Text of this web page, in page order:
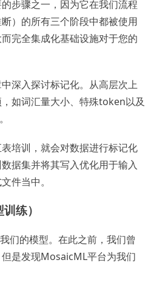
步骤之一，因为它在我们流程
）的所有三个阶段中都被使用
完全集成化基础设施对于您的
深入探讨标记化。从高层次上
如词汇量大小、特殊token以及
培训，就会对数据进行标记化
据集并将其写入优化用于输入
件当中。
练）
们的模型。在此之前，我们曾
是发现MosaicML平台为我们